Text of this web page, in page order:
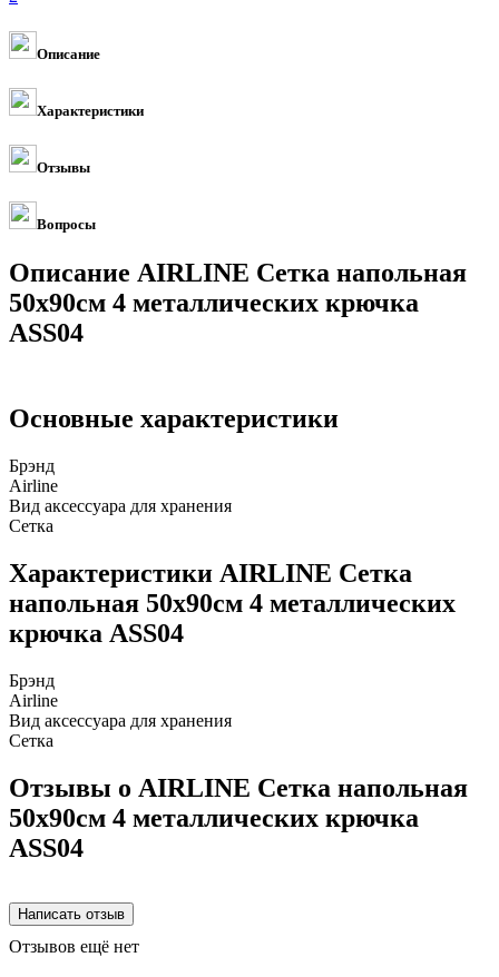
Описание
Характеристики
Отзывы
Вопросы
Описание AIRLINE Сетка напольная
50х90см 4 металлических крючка
ASS04
Основные характеристики
Брэнд
Airline
Вид аксессуара для хранения
Сетка
Характеристики AIRLINE Сетка
напольная 50х90см 4 металлических
крючка ASS04
Брэнд
Airline
Вид аксессуара для хранения
Сетка
Отзывы о AIRLINE Сетка напольная
50х90см 4 металлических крючка
ASS04
Отзывов ещё нет